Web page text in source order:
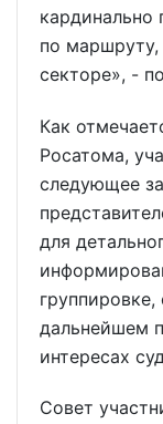
кардинально
по
секторе», -
Как
Росатома,
следующее
для
дальнейшем
интересах
Совет